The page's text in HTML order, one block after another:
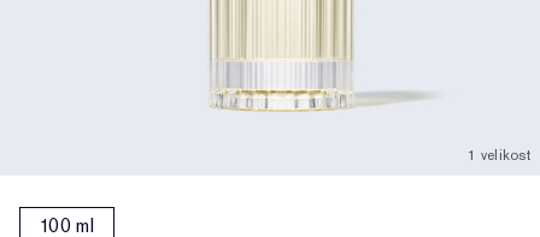
1 velikost
100 ml